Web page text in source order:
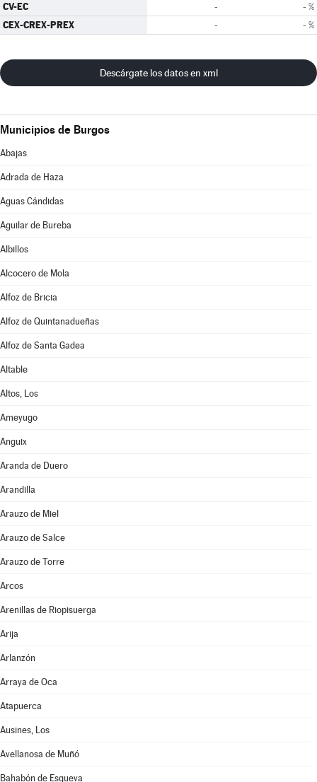
CV-EC - - %
CEX-CREX-PREX - - %
Descárgate los datos en xml
Municipios de Burgos
Abajas
Adrada de Haza
Aguas Cándidas
Aguilar de Bureba
Albillos
Alcocero de Mola
Alfoz de Bricia
Alfoz de Quintanadueñas
Alfoz de Santa Gadea
Altable
Altos, Los
Ameyugo
Anguix
Aranda de Duero
Arandilla
Arauzo de Miel
Arauzo de Salce
Arauzo de Torre
Arcos
Arenillas de Riopisuerga
Arija
Arlanzón
Arraya de Oca
Atapuerca
Ausines, Los
Avellanosa de Muñó
Bahabón de Esgueva